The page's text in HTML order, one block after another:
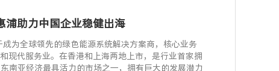
浦助力中国企业稳健出海
为全球领先的绿色能源系统解决方案商，核心业务
现代服务业。在香港和上海两地上市，是行业首家拥
南亚经济最具活力的市场之一，拥有巨大的发展潜力